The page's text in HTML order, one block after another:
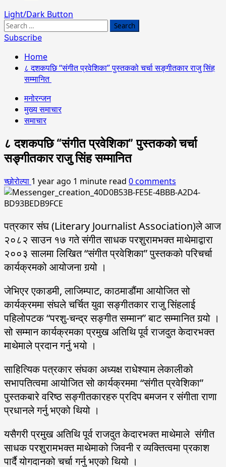
Light/Dark Button
Search
for:
Subscribe
Home
८ दशकपछि “संगीत प्रवेशिका” पुस्तकको चर्चा सङ्गीतकार राजु सिंह
सम्मानित
मनोरन्जन
मुख्य समाचार
समाचार
८ दशकपछि “संगीत प्रवेशिका” पुस्तकको चर्चा
सङ्गीतकार राजु सिंह सम्मानित
च्छोरोल्पा 1 year ago 1 minute read 0 comments
पत्रकार संघ (Literary Journalist Association)ले आज
२०८२ साउन १७ गते संगीत साधक परशुरामभक्त माथेमाद्वारा
२००३ सालमा लिखित “संगीत प्रवेशिका” पुस्तकको परिचर्चा
कार्यक्रमको आयोजना गर्‍यो ।
जेभिएर एकाडमी, लाजिम्पाट, काठमाडौंमा आयोजित सो
कार्यक्रममा संघले चर्चित युवा सङ्गीतकार राजु सिंहलाई
पहिलोपटक “परशु-चन्द्र सङ्गीत सम्मान” बाट सम्मानित गर्‍यो ।
सो सम्मान कार्यक्रमका प्रमुख अतिथि पूर्व राजदुत केदारभक्त
माथेमाले प्रदान गर्नु भयो ।
साहित्यिक पत्रकार संघका अध्यक्ष राधेश्याम लेकालीको
सभापतित्वमा आयोजित सो कार्यक्रममा “संगीत प्रवेशिका”
पुस्तकबारे वरिष्ठ सङ्गीतकारहरु प्रदिप बमजन र संगीता राणा
प्रधानले गर्नु भएको थियो ।
यसैगरी प्रमुख अतिथि पूर्व राजदुत केदारभक्त माथेमाले संगीत
साधक परशुरामभक्त माथेमाको जिवनी र व्यक्तित्वमा प्रकाश
पार्दै योगदानको चर्चा गर्नु भएको थियो ।